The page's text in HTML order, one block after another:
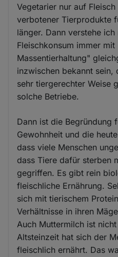
Vegetarier nur auf
verbotener Tierprodukte
länger. Dann verstehe
Fleischkonsum immer mit
Massentierhaltung"
inzwischen bekannt sein,
sehr tiergerechter Weise
solche Betriebe.
Dann ist die Begründung
Gewohnheit und die
dass viele Menschen
dass Tiere dafür sterben
gegriffen. Es gibt rein
fleischliche Ernährung.
sich mit tierischem
Verhältnisse in ihren
Auch Muttermilch ist
Altsteinzeit hat sich der
fleischlich ernährt. Das